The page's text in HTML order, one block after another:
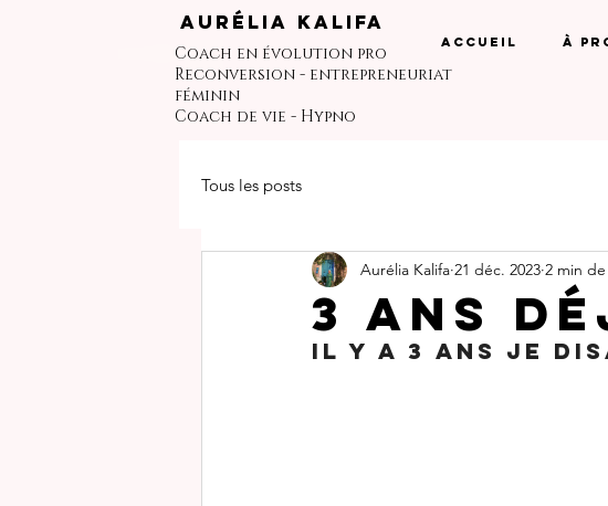
Aurélia Kalifa
Coach en évolution pro
Reconversion - entrepreneuriat
féminin
Coach de vie - Hypno
Accueil À
Tous les posts
3 ans
Aurélia Kalifa 21 déc. 2023 2 min
Il y a 3 ans je